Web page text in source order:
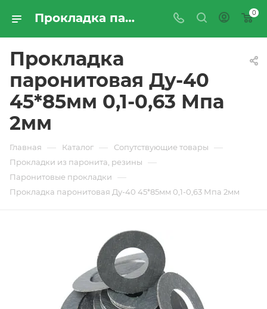
Прокладка паронитовая Ду-40 45*85мм 0,1-0,63 Мпа 2мм - купить по цене производителя с доставкой по Москве и России | ПРОМРЕСУРССЕРВИС 0
Прокладка
паронитовая Ду-40
45*85мм 0,1-0,63 Мпа
2мм
Главная — Каталог — Сопутствующие товары —
Прокладки из паронита, резины —
Паронитовые прокладки —
Прокладка паронитовая Ду-40 45*85мм 0,1-0,63 Мпа 2мм